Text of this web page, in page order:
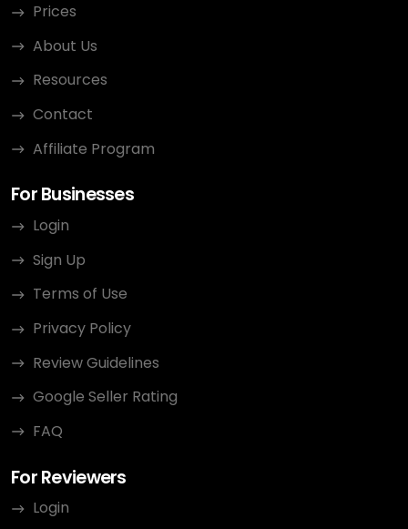
Prices
About Us
Resources
Contact
Affiliate Program
For Businesses
Login
Sign Up
Terms of Use
Privacy Policy
Review Guidelines
Google Seller Rating
FAQ
For Reviewers
Login